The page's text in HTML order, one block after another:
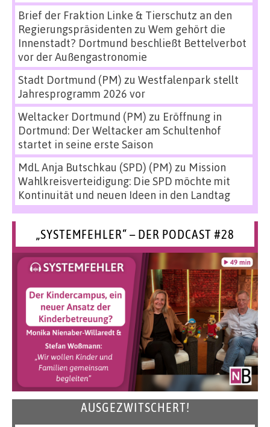
Brief der Fraktion Linke & Tierschutz an den
Regierungspräsidenten zu Wem gehört die
Innenstadt? Dortmund beschließt Bettelverbot
vor der Außengastronomie
Stadt Dortmund (PM) zu Westfalenpark stellt
Jahresprogramm 2026 vor
Weltacker Dortmund (PM) zu Eröffnung in
Dortmund: Der Weltacker am Schultenhof
startet in seine erste Saison
MdL Anja Butschkau (SPD) (PM) zu Mission
Wahlkreisverteidigung: Die SPD möchte mit
Kontinuität und neuen Ideen in den Landtag
„SYSTEMFEHLER“ – DER PODCAST #28
AUSGEZWITSCHERT!